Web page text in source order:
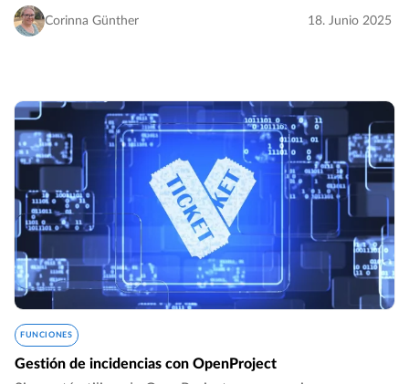
últimas actualizaciones. Tómese unos…
Corinna Günther 18. Junio 2025
FUNCIONES
Gestión de incidencias con OpenProject